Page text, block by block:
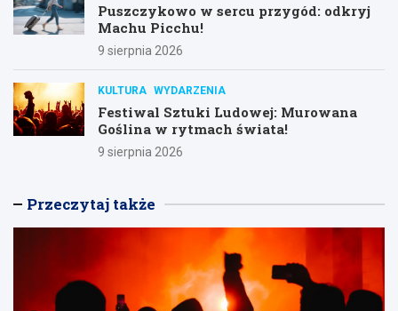
Puszczykowo w sercu przygód: odkryj
Machu Picchu!
9 sierpnia 2026
KULTURA WYDARZENIA
Festiwal Sztuki Ludowej: Murowana
Goślina w rytmach świata!
9 sierpnia 2026
Przeczytaj także